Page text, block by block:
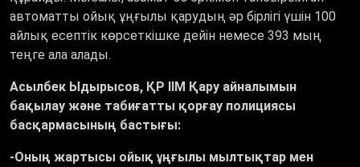
автоматты ойық ұңғылы қарудың әр бірлігі үшін 100
айлық есептік көрсеткішке дейін немесе 393 мың
теңге ала алады.
Асылбек Ыдырысов, ҚР ІІМ Қару айналымын
бақылау және табиғатты қорғау полициясы
басқармасының бастығы:
-Оның жартысы ойық ұңғылы мылтықтар мен